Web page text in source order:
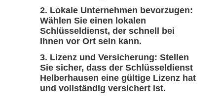
Lokale Unternehmen bevorzugen:
Wählen Sie einen lokalen
Schlüsseldienst, der schnell bei
Ihnen vor Ort sein kann.
Lizenz und Versicherung: Stellen
Sie sicher, dass der Schlüsseldienst
Helberhausen eine gültige Lizenz hat
und vollständig versichert ist.